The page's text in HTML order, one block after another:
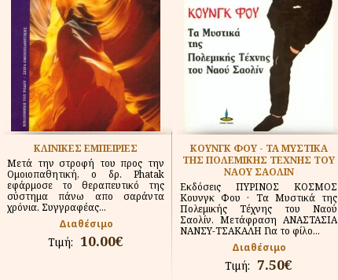
ΚΛΙΝΙΚΕΣ ΕΜΠΕΙΡΙΕΣ
Μετά την στροφή του προς την
Ομοιοπαθητική, ο δρ. Phatak
εφάρμοσε το θεραπευτικό της
σύστημα πάνω απο σαράντα
χρόνια. Συγγραφέας...
Διαθέσιμο
Τιμή: 10.00€
ΚΟΥΝΓΚ ΦΟΥ - ΤΑ ΜΥΣΤΙΚΑ
ΤΗΣ ΠΟΛΕΜΙΚΗΣ ΤΕΧΝΗΣ ΤΟΥ
ΝΑΟΥ ΣΑΟΛΙΝ
Εκδόσεις ΠΥΡΙΝΟΣ ΚΟΣΜΟΣ
Κουνγκ Φου · Τα Μυστικά της
Πολεμικής Τέχνης του Ναού
Σαολίν. Μετάφραση ΑΝΑΣΤΑΣΙΑ
ΝΑΝΣΥ-ΤΣΑΚΑΛΗ Για το φίλο...
Διαθέσιμο
Τιμή: 7.50€